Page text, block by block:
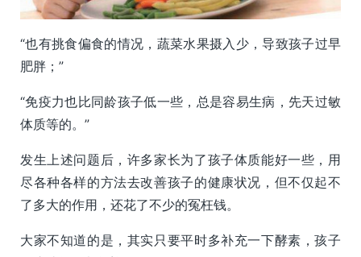
“也有挑食偏食的情况，蔬菜水果摄入少，导致孩子过早
肥胖；”
“免疫力也比同龄孩子低一些，总是容易生病，先天过敏
体质等的。”
发生上述问题后，许多家长为了孩子体质能好一些，用
尽各种各样的方法去改善孩子的健康状况，但不仅起不
了多大的作用，还花了不少的冤枉钱。
大家不知道的是，其实只要平时多补充一下酵素，孩子